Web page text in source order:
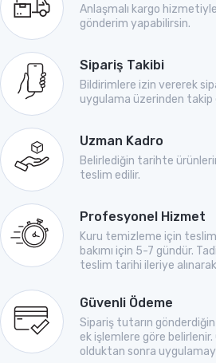
Anlaşmalı kargo
gönderim yapabilirsin.
Sipariş Takibi
Bildirimlere izin vererek
uygulama üzerinden takip
Uzman Kadro
Belirlediğin tarihte ürünlerin
teslim edilir.
Profesyonel Hizmet
Kuru temizleme için
bakımı için 5-7 gündür.
teslim tarihi ileriye
Güvenli Ödeme
Sipariş tutarın gönderdiğin
ek işlemlere göre belirlenir.
olduktan sonra